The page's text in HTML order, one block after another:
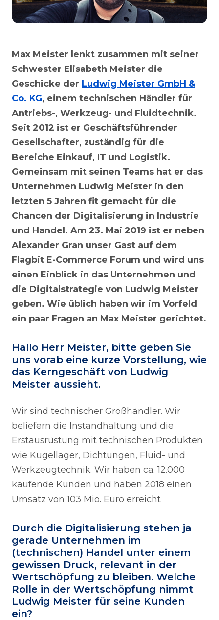
Max Meister lenkt zusammen mit seiner
Schwester Elisabeth Meister die
Geschicke der Ludwig Meister GmbH &
Co. KG, einem technischen Händler für
Antriebs-, Werkzeug- und Fluidtechnik.
Seit 2012 ist er Geschäftsführender
Gesellschafter, zuständig für die
Bereiche Einkauf, IT und Logistik.
Gemeinsam mit seinen Teams hat er das
Unternehmen Ludwig Meister in den
letzten 5 Jahren fit gemacht für die
Chancen der Digitalisierung in Industrie
und Handel. Am 23. Mai 2019 ist er neben
Alexander Gran unser Gast auf dem
Flagbit E-Commerce Forum und wird uns
einen Einblick in das Unternehmen und
die Digitalstrategie von Ludwig Meister
geben. Wie üblich haben wir im Vorfeld
ein paar Fragen an Max Meister gerichtet.
Hallo Herr Meister, bitte geben Sie
uns vorab eine kurze Vorstellung, wie
das Kerngeschäft von Ludwig
Meister aussieht.
Wir sind technischer Großhändler. Wir
beliefern die Instandhaltung und die
Erstausrüstung mit technischen Produkten
wie Kugellager, Dichtungen, Fluid- und
Werkzeugtechnik. Wir haben ca. 12.000
kaufende Kunden und haben 2018 einen
Umsatz von 103 Mio. Euro erreicht
Durch die Digitalisierung stehen ja
gerade Unternehmen im
(technischen) Handel unter einem
gewissen Druck, relevant in der
Wertschöpfung zu bleiben. Welche
Rolle in der Wertschöpfung nimmt
Ludwig Meister für seine Kunden
ein?